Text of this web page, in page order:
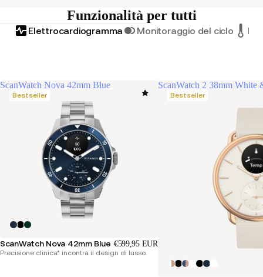
Funzionalità per tutti
Elettrocardiogramma Monitoraggio del ciclo
ScanWatch Nova 42mm Blue
Bestseller
ScanWatch Nova 42mm Blue €599,95 EUR
Precisione clinica* incontra il design di lusso.
ScanWatch 2 38mm White
Bestseller